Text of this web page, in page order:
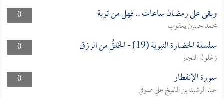
0 وبقى على رمضان ساعات .. فهل من توبة
محمد حسين يعقوب
0
سلسلة الحضارة النبوية (19) - الخَلقُ من الرزق
زغلول النجار
0
سورة الإنفطار
عبد الرشيد بن الشيخ علي صوفي